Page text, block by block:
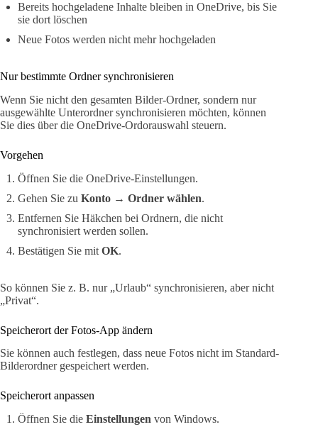
Bereits hochgeladene Inhalte bleiben in OneDrive, bis Sie
sie dort löschen
Neue Fotos werden nicht mehr hochgeladen
Nur bestimmte Ordner synchronisieren
Wenn Sie nicht den gesamten Bilder-Ordner, sondern nur
ausgewählte Unterordner synchronisieren möchten, können
Sie dies über die OneDrive-Ordorauswahl steuern.
Vorgehen
Öffnen Sie die OneDrive-Einstellungen.
Gehen Sie zu Konto → Ordner wählen.
Entfernen Sie Häkchen bei Ordnern, die nicht
synchronisiert werden sollen.
Bestätigen Sie mit OK.
So können Sie z. B. nur „Urlaub“ synchronisieren, aber nicht
„Privat“.
Speicherort der Fotos-App ändern
Sie können auch festlegen, dass neue Fotos nicht im Standard-
Bilderordner gespeichert werden.
Speicherort anpassen
Öffnen Sie die Einstellungen von Windows.